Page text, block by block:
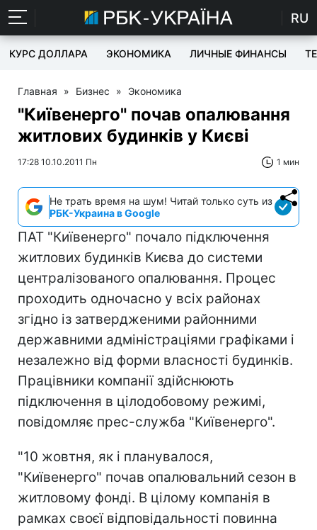
RU
КУРС ДОЛЛАРА ЭКОНОМИКА ЛИЧНЫЕ ФИНАНСЫ
Главная » Бизнес » Экономика
"Київенерго" почав опалювання
житлових будинків у Києві
17:28 10.10.2011 Пн 1 мин
Не трать время на шум! Читай только суть из
РБК-Украина в Google
ПАТ "Київенерго" почало підключення
житлових будинків Києва до системи
централізованого опалювання. Процес
проходить одночасно у всіх районах
згідно із затвердженими районними
державними адміністраціями графіками і
незалежно від форми власності будинків.
Працівники компанії здійснюють
підключення в цілодобовому режимі,
повідомляє прес-служба "Київенерго".
"10 жовтня, як і планувалося,
"Київенерго" почав опалювальний сезон в
житловому фонді. В цілому компанія в
рамках своєї відповідальності повинна